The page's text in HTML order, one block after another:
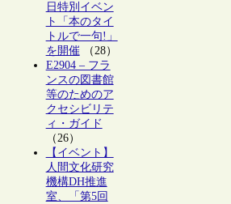
日特別イベン
ト「本のタイ
トルで一句!」
を開催（28）
E2904 – フラ
ンスの図書館
等のためのア
クセシビリテ
ィ・ガイド
（26）
【イベント】
人間文化研究
機構DH推進
室、「第5回